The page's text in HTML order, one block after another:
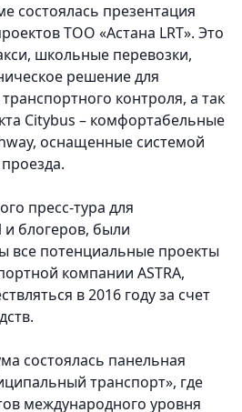
состоялась презентация
ТОО «Астана LRT». Это
школьные перевозки,
решение для
контроля, а так
Citybus – комфортабельные
оснащенные системой
пресс-тура для
блогеров, были
все потенциальные проекты
компании ASTRA,
в 2016 году за счет
состоялась панельная
транспорт», где
международного уровня